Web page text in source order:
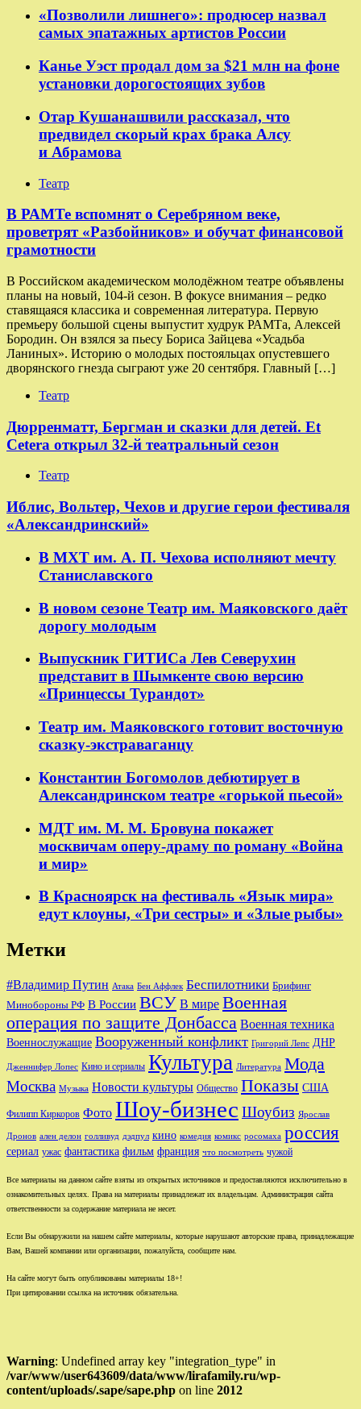
«Позволили лишнего»: продюсер назвал
самых эпатажных артистов России
Канье Уэст продал дом за $21 млн на фоне
установки дорогостоящих зубов
Отар Кушанашвили рассказал, что
предвидел скорый крах брака Алсу
и Абрамова
Театр
​​В РАМТе вспомнят о Серебряном веке,
проветрят «Разбойников» и обучат финансовой
грамотности
В Российском академическом молодёжном театре объявлены
планы на новый, 104-й сезон. В фокусе внимания – редко
ставящаяся классика и современная литература. Первую
премьеру большой сцены выпустит худрук РАМТа, Алексей
Бородин. Он взялся за пьесу Бориса Зайцева «Усадьба
Ланиных». Историю о молодых постояльцах опустевшего
дворянского гнезда сыграют уже 20 сентября. Главный […]
Театр
Дюрренматт, Бергман и сказки для детей. Et
Cetera открыл 32-й театральный сезон
Театр
​​Иблис, Вольтер, Чехов и другие герои фестиваля
«Александринский»
В МХТ им. А. П. Чехова исполняют мечту
Станиславского
В новом сезоне Театр им. Маяковского даёт
дорогу молодым
Выпускник ГИТИСа Лев Северухин
представит в Шымкенте свою версию
«Принцессы Турандот»
Театр им. Маяковского готовит восточную
сказку-экстраваганцу
Константин Богомолов дебютирует в
Александринском театре «горькой пьесой»
МДТ им. М. М. Бровуна покажет
москвичам оперу-драму по роману «Война
и мир»
В Красноярск на фестиваль «Язык мира»
едут клоуны, «Три сестры» и «Злые рыбы»
Метки
#Владимир Путин Атака Бен Аффлек Беспилотники Брифинг
Минобороны РФ В России ВСУ В мире Военная
операция по защите Донбасса Военная техника
Военнослужащие Вооруженный конфликт Григорий Лепс ДНР
Дженнифер Лопес Кино и сериалы Культура Литература Мода
Москва Музыка Новости культуры Общество Показы США
Филипп Киркоров Фото Шоу-бизнес Шоубиз Ярослав
Дронов ален делон голливуд дэдпул кино комедия комикс росомаха россия
сериал ужас фантастика фильм франция что посмотреть чужой
Все материалы на данном сайте взяты из открытых источников и предоставляются исключительно в
ознакомительных целях. Права на материалы принадлежат их владельцам. Администрация сайта
ответственности за содержание материала не несет.
Если Вы обнаружили на нашем сайте материалы, которые нарушают авторские права, принадлежащие
Вам, Вашей компании или организации, пожалуйста, сообщите нам.
На сайте могут быть опубликованы материалы 18+!
При цитировании ссылка на источник обязательна.
Warning: Undefined array key "integration_type" in
/var/www/user643609/data/www/lirafamily.ru/wp-
content/uploads/.sape/sape.php on line 2012